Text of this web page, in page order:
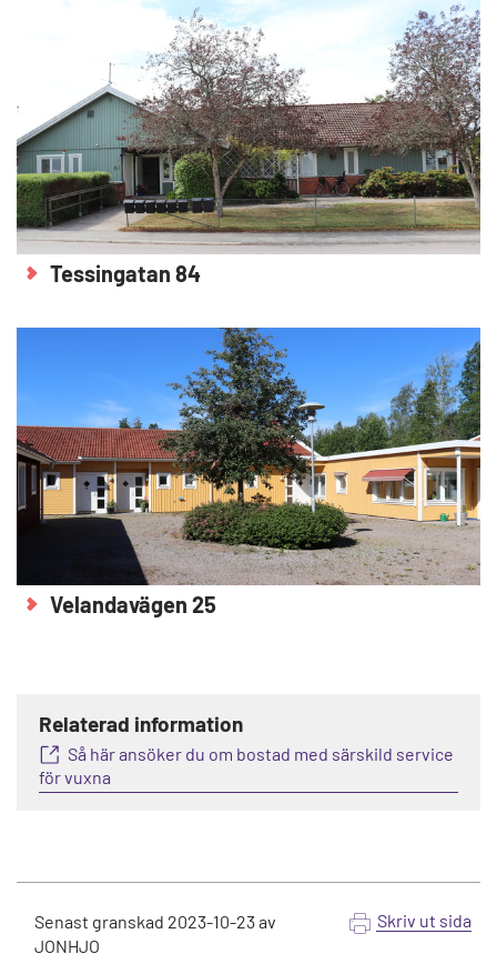
Tessingatan 84
Velandavägen 25
Relaterad information
Så här ansöker du om bostad med särskild service
för vuxna
Senast granskad 2023-10-23av
JONHJO
Skriv ut sida